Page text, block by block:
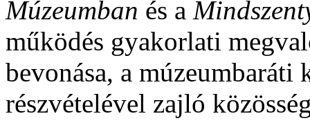
Múzeumban és a
működés gyakorlati
bevonása, a
részvételével zajló